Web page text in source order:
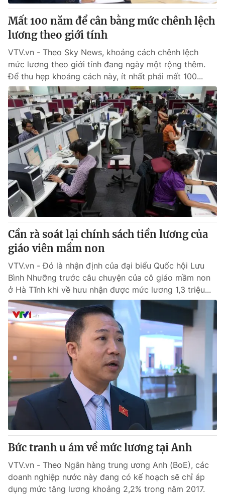
Mất 100 năm để cân bằng mức chênh lệch
lương theo giới tính
VTV.vn - Theo Sky News, khoảng cách chênh lệch
mức lương theo giới tính đang ngày một rộng thêm.
Để thu hẹp khoảng cách này, ít nhất phải mất 100...
Cần rà soát lại chính sách tiền lương của
giáo viên mầm non
VTV.vn - Đó là nhận định của đại biểu Quốc hội Lưu
Bình Nhưỡng trước câu chuyện của cô giáo mầm non
ở Hà Tĩnh khi về hưu nhận được mức lương 1,3 triệu...
Bức tranh u ám về mức lương tại Anh
VTV.vn - Theo Ngân hàng trung ương Anh (BoE), các
doanh nghiệp nước này đang có kế hoạch sẽ chỉ áp
dụng mức tăng lương khoảng 2,2% trong năm 2017.